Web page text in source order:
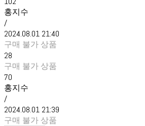
홍지수
/
2024.08.01 21:40
구매 불가 상품
28
구매 불가 상품
70
홍지수
/
2024.08.01 21:39
구매 불가 상품